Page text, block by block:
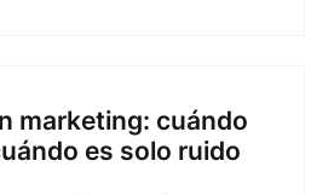
marketing: cuándo
es solo ruido